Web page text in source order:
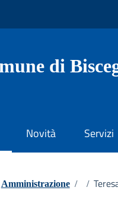
di
Novità Servizi
Amministrazione / /